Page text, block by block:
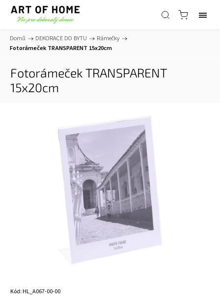
Domů / DEKORACE DO BYTU / Rámečky /
Fotorámeček TRANSPARENT 15x20cm
Fotorámeček TRANSPARENT
15x20cm
Kód:HL_A067-00-00